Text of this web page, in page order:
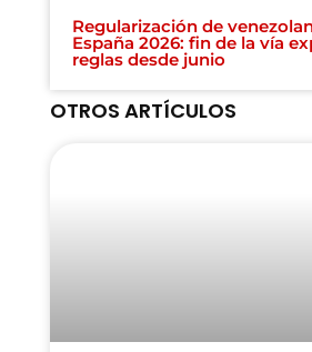
Regularización de
España 2026: fin de la vía
reglas desde junio
OTROS ARTÍCULOS